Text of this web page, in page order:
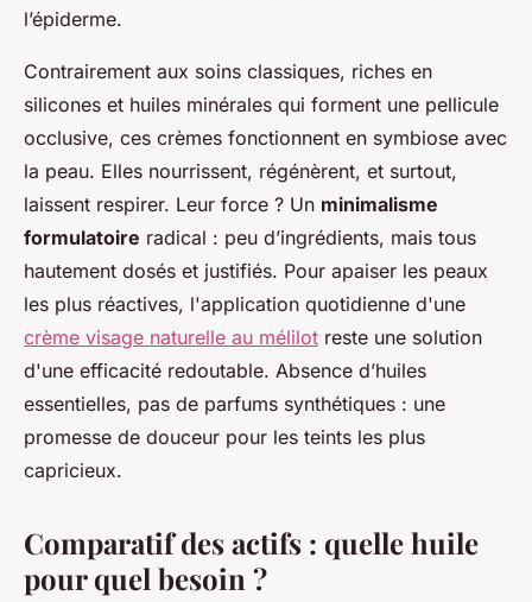
l’épiderme.
Contrairement aux soins classiques, riches en
silicones et huiles minérales qui forment une pellicule
occlusive, ces crèmes fonctionnent en symbiose avec
la peau. Elles nourrissent, régénèrent, et surtout,
laissent respirer. Leur force ? Un minimalisme
formulatoire radical : peu d’ingrédients, mais tous
hautement dosés et justifiés. Pour apaiser les peaux
les plus réactives, l'application quotidienne d'une
crème visage naturelle au mélilot reste une solution
d'une efficacité redoutable. Absence d’huiles
essentielles, pas de parfums synthétiques : une
promesse de douceur pour les teints les plus
capricieux.
Comparatif des actifs : quelle huile
pour quel besoin ?